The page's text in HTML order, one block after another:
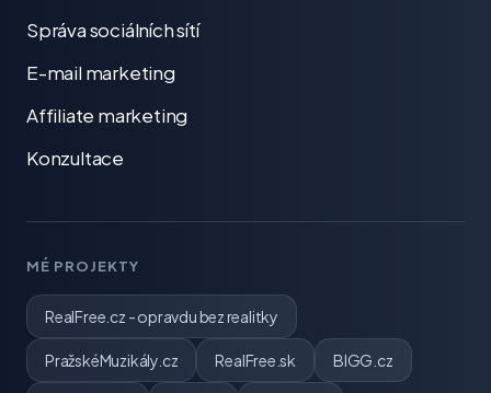
Správa sociálních sítí
E-mail marketing
Affiliate marketing
Konzultace
MÉ PROJEKTY
RealFree.cz - opravdu bez realitky
PražskéMuzikály.cz RealFree.sk BIGG.cz